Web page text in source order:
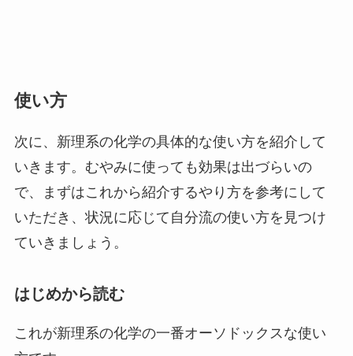
使い方
次に、新理系の化学の具体的な使い方を紹介して
いきます。むやみに使っても効果は出づらいの
で、まずはこれから紹介するやり方を参考にして
いただき、状況に応じて自分流の使い方を見つけ
ていきましょう。
はじめから読む
これが新理系の化学の一番オーソドックスな使い